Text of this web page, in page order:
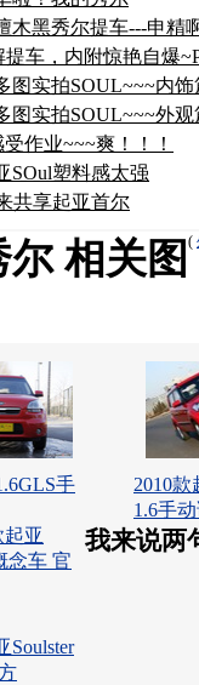
木黑秀尔提车---申精
提车，内附惊艳自爆
图实拍SOUL~~~内饰
图实拍SOUL~~~外观
作业~~~爽！！！
SOul塑料感太强
！！！！！！
共享起亚首尔
(
相关图
手
2010款
1.6手
Soulster
我来说两